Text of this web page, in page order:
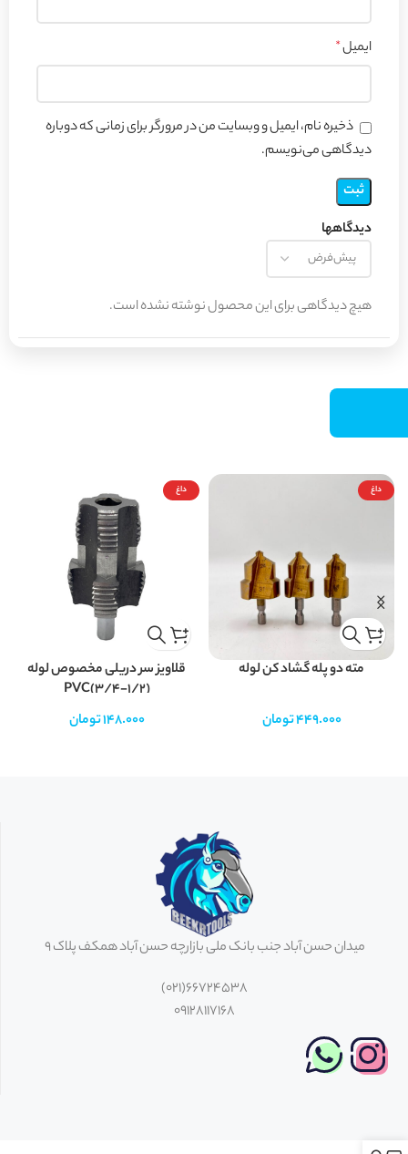
دیدگاهها
هیچ دیدگاهی برای این محصول نوشته نشده است.
ایمیل*
ذخیره نام، ایمیل و وبسایت من در مرورگر برای زمانی که دوباره
دیدگاهی می‌نویسم.
داغ
مته دو پله گشاد کن لوله
449.000تومان
داغ
قلاویز سر دریلی مخصوص لوله
PVC(3/4-1/2)
148.000تومان
میدان حسن آباد جنب بانک ملی بازارچه حسن آباد همکف پلاک 9
66724538(021)
09128117168